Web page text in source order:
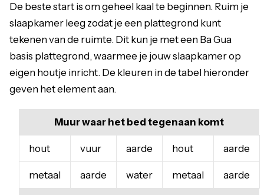
De beste start is om geheel kaal te beginnen. Ruim je
slaapkamer leeg zodat je een plattegrond kunt
tekenen van de ruimte. Dit kun je met een Ba Gua
basis plattegrond, waarmee je jouw slaapkamer op
eigen houtje inricht. De kleuren in de tabel hieronder
geven het element aan.
Muur waar het bed tegenaan komt
hout vuur aarde hout aarde
metaal aarde water metaal aarde